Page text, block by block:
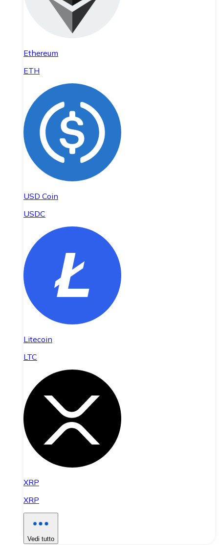
Ethereum
ETH
USD Coin
USDC
Litecoin
LTC
XRP
XRP
Vedi tutto